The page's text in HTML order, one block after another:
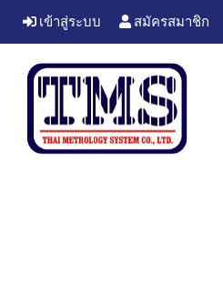
เข้าสู่ระบบ สมัครสมาชิก